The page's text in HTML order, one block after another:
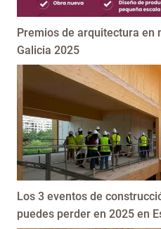
Premios de arquitectura en
Galicia 2025
Los 3 eventos de
puedes perder en 2025 en